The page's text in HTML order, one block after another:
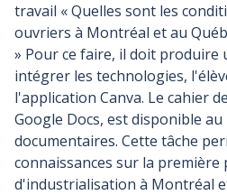
travail « Quelles sont les
ouvriers à Montréal et au
» Pour ce faire, il doit produire
intégrer les technologies,
l'application Canva. Le cahier
Google Docs, est disponible au
documentaires. Cette tâche
connaissances sur la première
d'industrialisation à Montréal